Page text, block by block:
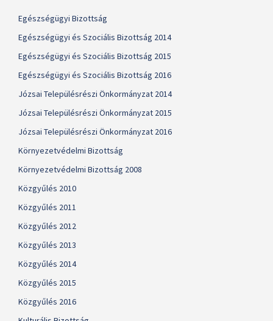
Egészségügyi Bizottság
Egészségügyi és Szociális Bizottság 2014
Egészségügyi és Szociális Bizottság 2015
Egészségügyi és Szociális Bizottság 2016
Józsai Településrészi Önkormányzat 2014
Józsai Településrészi Önkormányzat 2015
Józsai Településrészi Önkormányzat 2016
Környezetvédelmi Bizottság
Környezetvédelmi Bizottság 2008
Közgyűlés 2010
Közgyűlés 2011
Közgyűlés 2012
Közgyűlés 2013
Közgyűlés 2014
Közgyűlés 2015
Közgyűlés 2016